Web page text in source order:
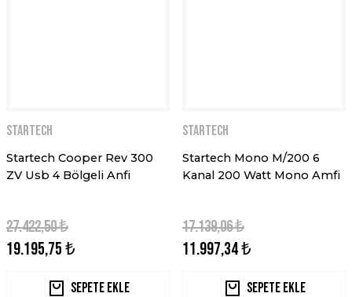
STARTECH
Startech Cooper Rev 300
ZV Usb 4 Bölgeli Anfi
19.195,75 ₺
27.422,50 ₺
Sepete Ekle
STARTECH
Startech Mono M/200 6
Kanal 200 Watt Mono Amfi
11.997,34 ₺
17.139,06 ₺
Sepete Ekle